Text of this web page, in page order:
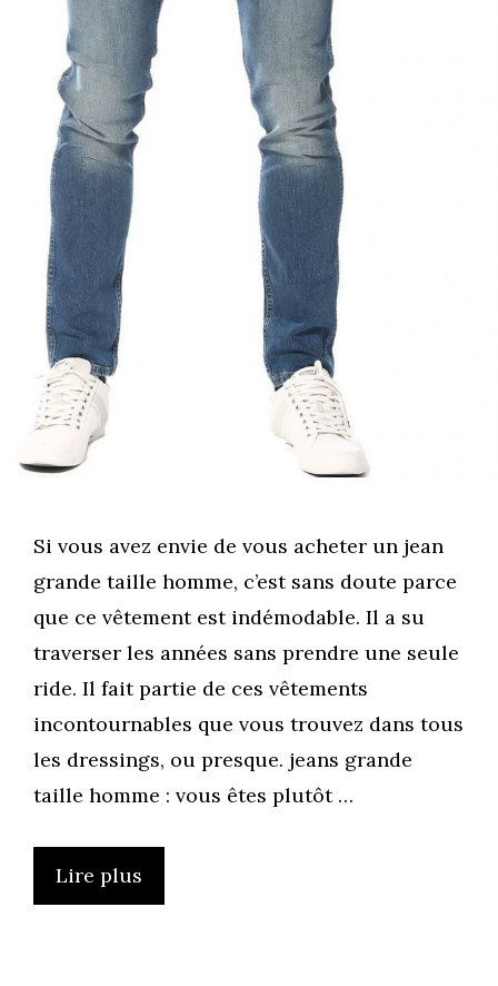
Si vous avez envie de vous acheter un jean
grande taille homme, c’est sans doute parce
que ce vêtement est indémodable. Il a su
traverser les années sans prendre une seule
ride. Il fait partie de ces vêtements
incontournables que vous trouvez dans tous
les dressings, ou presque. jeans grande
taille homme : vous êtes plutôt …
Lire plus